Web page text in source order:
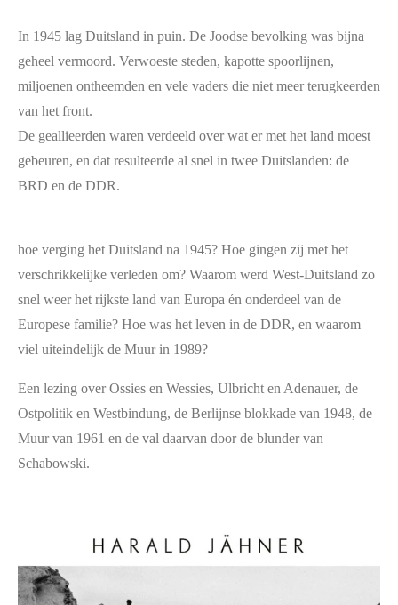
In 1945 lag Duitsland in puin. De Joodse bevolking was bijna
geheel vermoord. Verwoeste steden, kapotte spoorlijnen,
miljoenen ontheemden en vele vaders die niet meer terugkeerden
van het front.
De geallieerden waren verdeeld over wat er met het land moest
gebeuren, en dat resulteerde al snel in twee Duitslanden: de
BRD en de DDR.
hoe verging het Duitsland na 1945? Hoe gingen zij met het
verschrikkelijke verleden om? Waarom werd West-Duitsland zo
snel weer het rijkste land van Europa én onderdeel van de
Europese familie? Hoe was het leven in de DDR, en waarom
viel uiteindelijk de Muur in 1989?
Een lezing over Ossies en Wessies, Ulbricht en Adenauer, de
Ostpolitik en Westbindung, de Berlijnse blokkade van 1948, de
Muur van 1961 en de val daarvan door de blunder van
Schabowski.